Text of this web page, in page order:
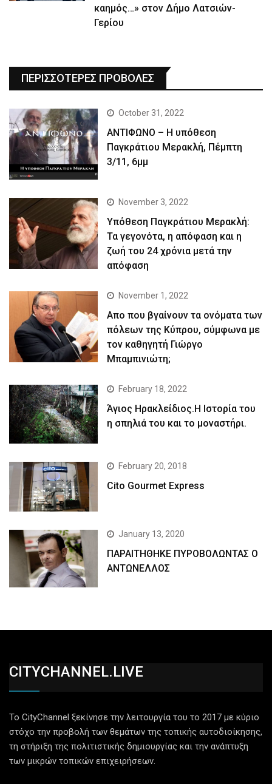
καημός…» στον Δήμο Λατσιών-
Γερίου
ΠΕΡΙΣΣΟΤΕΡΕΣ ΠΡΟΒΟΛΕΣ
October 31, 2022
ΑΝΤΙΦΩΝΟ – Η υπόθεση
Παγκράτιου Μερακλή, Πέμπτη
3/11, 6μμ
November 3, 2022
Yπόθεση Παγκράτιου Μερακλή:
Τα γεγονότα, η απόφαση και η
ζωή του 24 χρόνια μετά την
απόφαση
November 1, 2022
Απο που βγαίνουν τα ονόματα των
πόλεων της Κύπρου, σύμφωνα με
τον καθηγητή Γιώργο
Μπαμπινιώτη;
February 18, 2022
Άγιος Ηρακλείδιος.Η Ιστορία του
η σπηλιά του και το μοναστήρι.
February 20, 2018
Cito Gourmet Express
January 13, 2020
ΠΑΡΑΙΤΗΘΗΚΕ ΠΥΡΟΒΟΛΩΝΤΑΣ Ο
ΑΝΤΩΝΕΛΛΟΣ
CITYCHANNEL.LIVE
Το CityChannel ξεκίνησε την λειτουργία του το 2017 με κύριο
στόχο την προβολή των θεμάτων της τοπικής αυτοδιοίκησης,
τη στήριξη της πολιτιστικής δημιουργίας και την ανάπτυξη
των μικρών τοπικών επιχειρήσεων.